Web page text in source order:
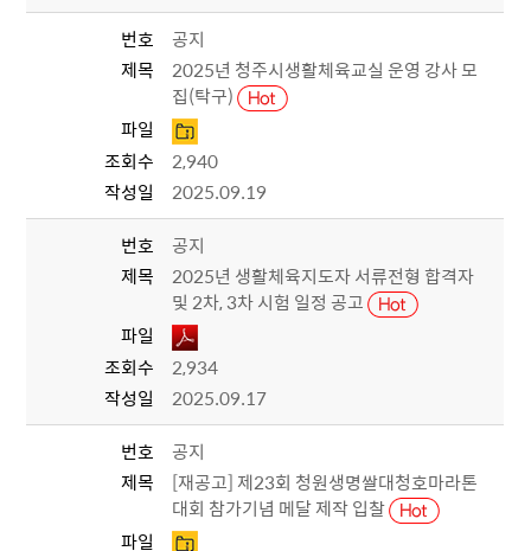
번호
공지
제목
2025년 청주시생활체육교실 운영 강사 모
집(탁구)
파일
조회수
2,940
작성일
2025.09.19
번호
공지
제목
2025년 생활체육지도자 서류전형 합격자
및 2차, 3차 시험 일정 공고
파일
조회수
2,934
작성일
2025.09.17
번호
공지
제목
[재공고] 제23회 청원생명쌀대청호마라톤
대회 참가기념 메달 제작 입찰
파일